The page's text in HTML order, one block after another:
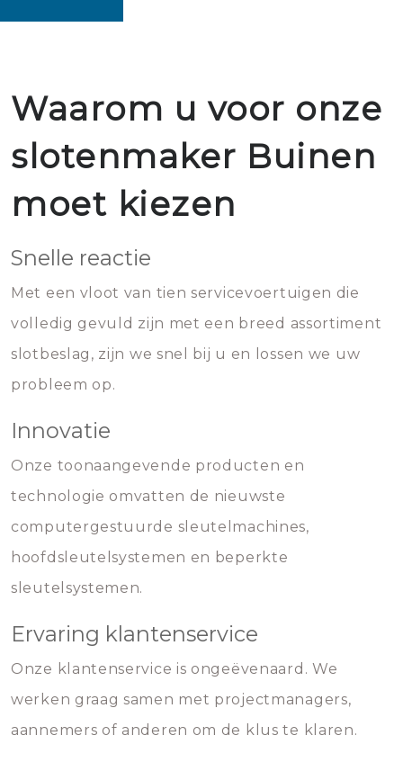
Waarom u voor onze
slotenmaker Buinen
moet kiezen
Snelle reactie
Met een vloot van tien servicevoertuigen die
volledig gevuld zijn met een breed assortiment
slotbeslag, zijn we snel bij u en lossen we uw
probleem op.
Innovatie
Onze toonaangevende producten en
technologie omvatten de nieuwste
computergestuurde sleutelmachines,
hoofdsleutelsystemen en beperkte
sleutelsystemen.
Ervaring klantenservice
Onze klantenservice is ongeëvenaard. We
werken graag samen met projectmanagers,
aannemers of anderen om de klus te klaren.